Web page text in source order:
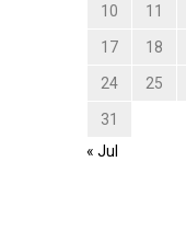
10 11
17 18
24 25
31
« Jul